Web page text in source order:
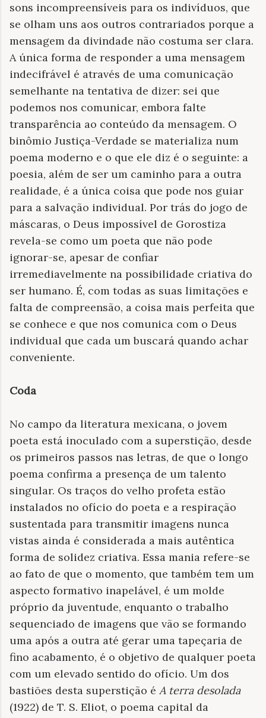
sons incompreensíveis para os indivíduos, que
se olham uns aos outros contrariados porque a
mensagem da divindade não costuma ser clara.
A única forma de responder a uma mensagem
indecifrável é através de uma comunicação
semelhante na tentativa de dizer: sei que
podemos nos comunicar, embora falte
transparência ao conteúdo da mensagem. O
binômio Justiça-Verdade se materializa num
poema moderno e o que ele diz é o seguinte: a
poesia, além de ser um caminho para a outra
realidade, é a única coisa que pode nos guiar
para a salvação individual. Por trás do jogo de
máscaras, o Deus impossível de Gorostiza
revela-se como um poeta que não pode
ignorar-se, apesar de confiar
irremediavelmente na possibilidade criativa do
ser humano. É, com todas as suas limitações e
falta de compreensão, a coisa mais perfeita que
se conhece e que nos comunica com o Deus
individual que cada um buscará quando achar
conveniente.
Coda
No campo da literatura mexicana, o jovem
poeta está inoculado com a superstição, desde
os primeiros passos nas letras, de que o longo
poema confirma a presença de um talento
singular. Os traços do velho profeta estão
instalados no ofício do poeta e a respiração
sustentada para transmitir imagens nunca
vistas ainda é considerada a mais autêntica
forma de solidez criativa. Essa mania refere-se
ao fato de que o momento, que também tem um
aspecto formativo inapelável, é um molde
próprio da juventude, enquanto o trabalho
sequenciado de imagens que vão se formando
uma após a outra até gerar uma tapeçaria de
fino acabamento, é o objetivo de qualquer poeta
com um elevado sentido do ofício. Um dos
bastiões desta superstição é A terra desolada
(1922) de T. S. Eliot, o poema capital da